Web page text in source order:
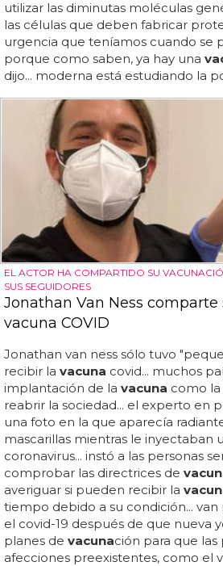
utilizar las diminutas moléculas
las células que deben fabricar
urgencia que teníamos cuando se
porque como saben, ya hay una
dijo... moderna está estudiando la
EL ACTOR HA COMPARTIDO SU
SUS SEGUIDORES
Jonathan Van Ness
vacuna COVID
Jonathan van ness sólo tuvo
recibir la vacuna covid... muchos
implantación de la vacuna como la
reabrir la sociedad... el experto en
una foto en la que aparecía
mascarillas mientras le inyectaban
coronavirus... instó a las personas
comprobar las directrices de
averiguar si pueden recibir la
tiempo debido a su condición... van
el covid-19 después de que nueva
planes de vacunación para que las
afecciones preexistentes, como el